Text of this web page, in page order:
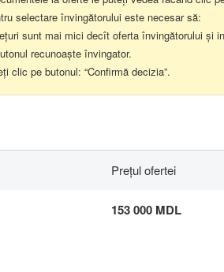
selectare învingătorului este necesar să:
sunt mai mici decît oferta învingătorului și
recunoaște învingator.
clic pe butonul: “Confirmă decizia”.
Preţul ofertei
153 000 MDL